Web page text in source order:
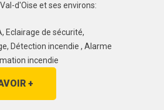
d'Oise et ses environs:
Eclairage de sécurité,
Détection incendie , Alarme
incendie
+